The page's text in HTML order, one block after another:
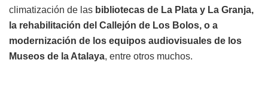
climatización de las bibliotecas de La Plata y La Granja,
la rehabilitación del Callejón de Los Bolos, o a
modernización de los equipos audiovisuales de los
Museos de la Atalaya, entre otros muchos.